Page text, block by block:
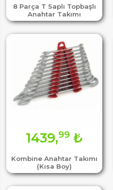
8 Parça T Saplı Topbaşlı
Anahtar Takımı
Kombine Anahtar Takımı
(Kısa Boy)
1439,99 ₺